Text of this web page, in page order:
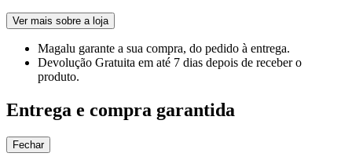
Ver mais sobre a loja
Magalu garante a sua compra, do pedido à entrega.
Devolução Gratuita em até 7 dias depois de receber o
produto.
Entrega e compra garantida
Fechar